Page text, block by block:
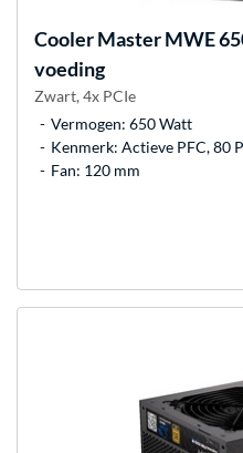
Cooler MasterMWE
voeding
Zwart, 4x PCIe
Vermogen: 650 Watt
Kenmerk: Actieve PFC, 80
Fan: 120 mm